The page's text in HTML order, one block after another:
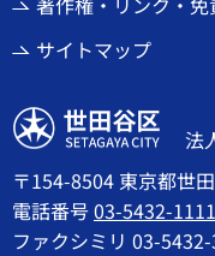
サイトマップ
世田谷区
法
〒154-8504 東京都世
電話番号03-5432-1111
ファクシミリ 03-5432-